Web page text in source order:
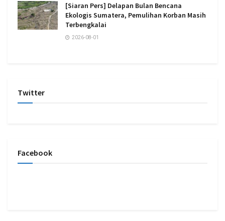
[Siaran Pers] Delapan Bulan Bencana
Ekologis Sumatera, Pemulihan Korban Masih
Terbengkalai
2026-08-01
Twitter
Facebook